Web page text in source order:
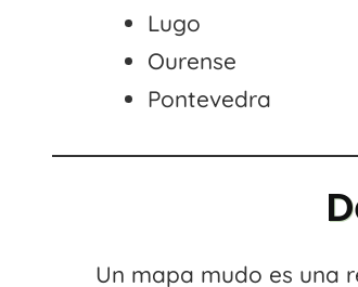
Lugo
Ourense
Pontevedra
Un mapa mudo es una